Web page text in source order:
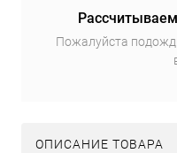
Пожалуйста
ОПИСАНИЕ ТОВАРА